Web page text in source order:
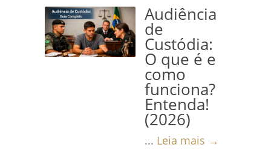
Audiência
de
Custódia:
O que é e
como
funciona?
Entenda!
(2026)
... Leia mais →